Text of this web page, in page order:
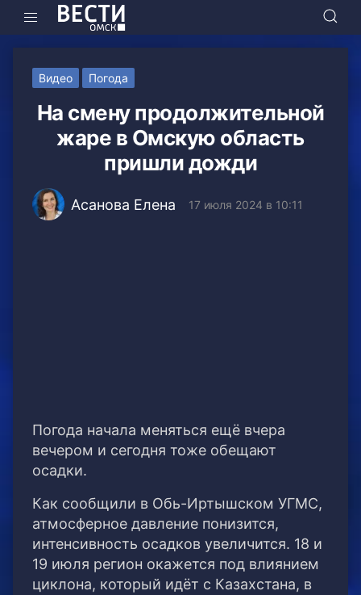
Видео Погода
На смену продолжительной
жаре в Омскую область
пришли дожди
Асанова Елена 17 июля 2024 в 10:11
Погода начала меняться ещё вчера
вечером и сегодня тоже обещают
осадки.
Как сообщили в Обь-Иртышском УГМС,
атмосферное давление понизится,
интенсивность осадков увеличится. 18 и
19 июля регион окажется под влиянием
циклона, который идёт с Казахстана, в